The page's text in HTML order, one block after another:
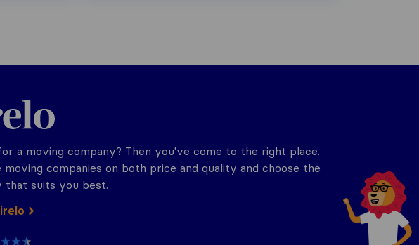
a moving company? Then you've come to the right place.
moving companies on both price and quality and choose the
that suits you best.